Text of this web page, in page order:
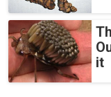
it